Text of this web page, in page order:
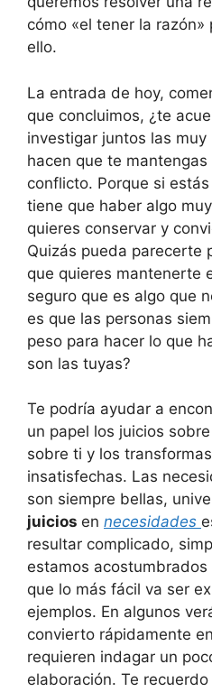
cómo «el tener la
ello.
La entrada de hoy,
que concluimos, ¿te
investigar juntos las
hacen que te
conflicto. Porque si
tiene que haber algo
quieres conservar y
Quizás pueda parecerte
que quieres mantenerte
seguro que es algo que
es que las personas
peso para hacer lo que
son las tuyas?
Te podría ayudar a
un papel los juicios
sobre ti y los
insatisfechas. Las
son siempre bellas,
juicios en necesidades
resultar complicado,
estamos
que lo más fácil va ser
ejemplos. En algunos
convierto rápidamente
requieren indagar un
elaboración. Te